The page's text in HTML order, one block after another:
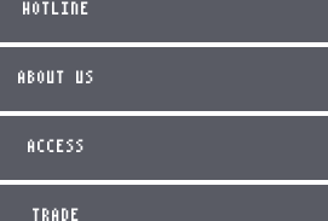
HOTLINE
ABOUT US
ACCESS
TRADE